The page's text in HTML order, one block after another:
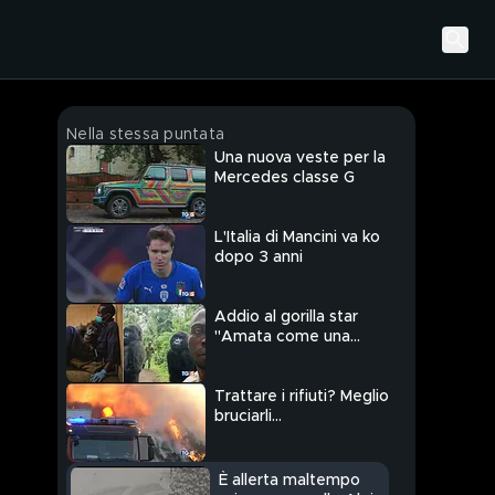
Nella stessa puntata
Una nuova veste per la
Mercedes classe G
L'Italia di Mancini va ko
dopo 3 anni
Addio al gorilla star
"Amata come una
Trattare i rifiuti? Meglio
bruciarli...
È allerta maltempo